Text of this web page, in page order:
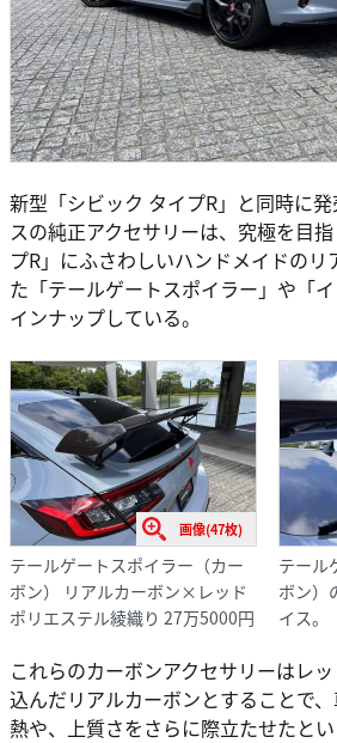
新型「シビック タイプR」と同時に
スの純正アクセサリーは、究極を目
プR」にふさわしいハンドメイドの
た「テールゲートスポイラー」や「
インナップしている。
画像(47枚)
テールゲートスポイラー（カー
ボン） リアルカーボン×レッド
ポリエステル綾織り 27万5000円
テール
ボン）
イス。
これらのカーボンアクセサリーはレ
込んだリアルカーボンとすることで
熱や、上質さをさらに際立たせたとい